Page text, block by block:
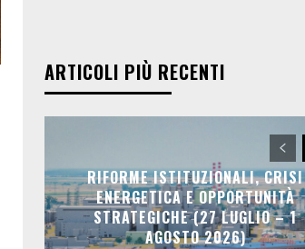
ARTICOLI PIÙ RECENTI
RIFORME ISTITUZIONALI, CRISI
ENERGETICA E OPPORTUNITÀ
STRATEGICHE (27 LUGLIO – 1
AGOSTO 2026)